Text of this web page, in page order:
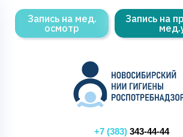
Запись на мед.
осмотр
Запись на
+7 (383)343-44-44